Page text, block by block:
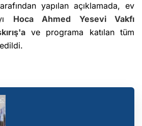
yapılan açıklamada, ev
Hoca Ahmed Yesevi Vakfı
ve programa katılan tüm